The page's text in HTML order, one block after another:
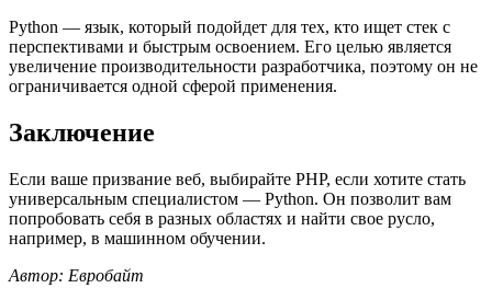
Python — язык, который подойдет для тех, кто ищет стек с
перспективами и быстрым освоением. Его целью является
увеличение производительности разработчика, поэтому он не
ограничивается одной сферой применения.
Заключение
Если ваше призвание веб, выбирайте PHP, если хотите стать
универсальным специалистом — Python. Он позволит вам
попробовать себя в разных областях и найти свое русло,
например, в машинном обучении.
Автор: Евробайт